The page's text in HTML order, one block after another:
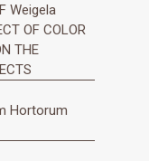
Weigela
OF COLOR
THE
Hortorum